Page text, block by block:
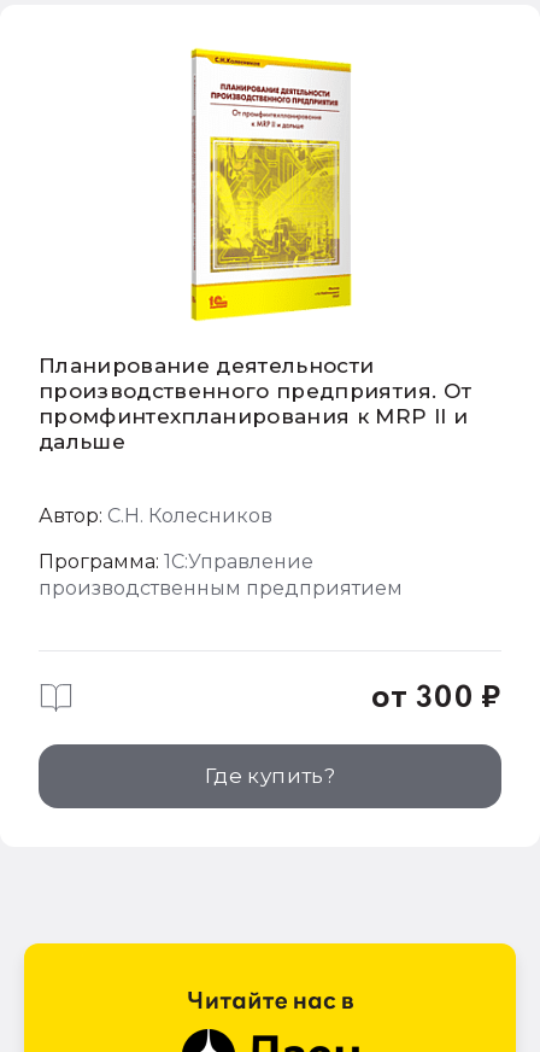
Планирование деятельности
производственного предприятия. От
промфинтехпланирования к MRP II и
дальше
Автор: С.Н. Колесников
Программа: 1С:Управление
производственным предприятием
от 300 ₽
Где купить?